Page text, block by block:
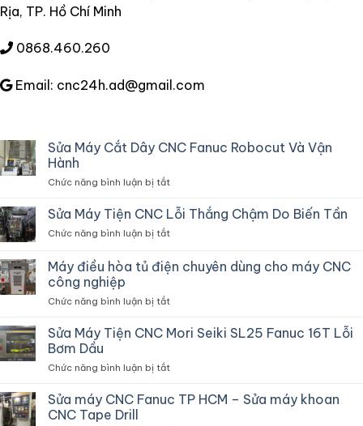
Rịa, TP. Hồ Chí Minh
0868.460.260
Email: cnc24h.ad@gmail.com
Sửa Máy Cắt Dây CNC Fanuc Robocut Và Vận
Hành
Chức năng bình luận bị tắtở
Máy
Cắt
Dây
Fanuc
Robocut
Vận
Sửa Máy Tiện CNC Lỗi Thắng Chậm Do Biến Tần
Chức năng bình luận bị tắtở
Tiện
Lỗi
Chậm
Tần
Máy điều hòa tủ điện chuyên dùng cho máy CNC
công nghiệp
Chức năng bình luận bị tắtở
điều
hòa
điện
dùng
Sửa Máy Tiện CNC Mori Seiki SL25 Fanuc 16T Lỗi
Bơm Dầu
Chức năng bình luận bị tắtở
Máy
Tiện
Sửa máy CNC Fanuc TP HCM – Sửa máy khoan
CNC Tape Drill